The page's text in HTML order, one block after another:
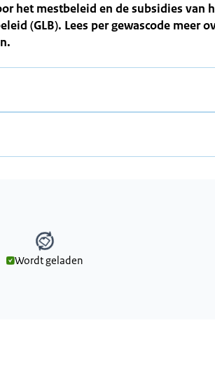
het mestbeleid en de subsidies van
(GLB). Lees per gewascode meer
Wordt geladen